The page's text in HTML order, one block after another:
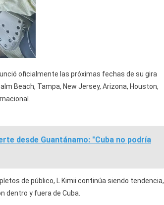
oficialmente las próximas fechas de su gira
Beach, Tampa, New Jersey, Arizona, Houston,
desde Guantánamo: "Cuba no podría
de público, L Kimii continúa siendo tendencia,
dentro y fuera de Cuba.